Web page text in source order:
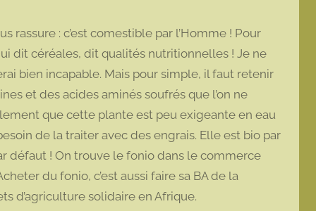
rassure : c’est comestible par l’Homme ! Pour
dit céréales, dit qualités nutritionnelles ! Je ne
bien incapable. Mais pour simple, il faut retenir
et des acides aminés soufrés que l’on ne
que cette plante est peu exigeante en eau
de la traiter avec des engrais. Elle est bio par
défaut ! On trouve le fonio dans le commerce
du fonio, c’est aussi faire sa BA de la
d’agriculture solidaire en Afrique.